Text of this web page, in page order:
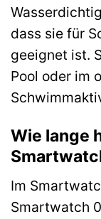
dass sie für
geeignet ist.
Pool oder im
Wie lange
Im
Smartwatch